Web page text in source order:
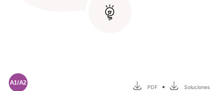
A1/A2
PDF • Soluciones